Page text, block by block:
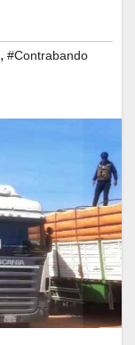
, #Contrabando